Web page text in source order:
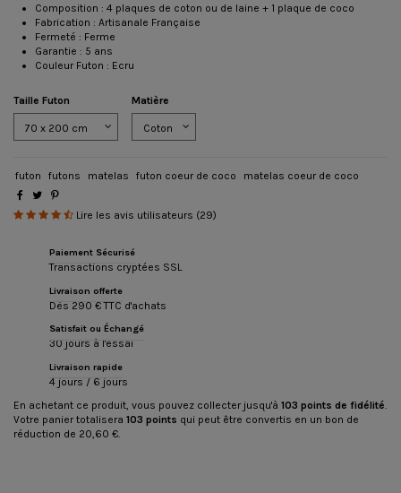
Composition : 4 plaques de coton ou de laine + 1 plaque de coco
Fabrication : Artisanale Française
Fermeté : Ferme
Garantie : 5 ans
Couleur Futon : Ecru
Taille Futon Matière
futon futons matelas futon coeur de coco matelas coeur de coco
Lire les avis utilisateurs (29)
Paiement Sécurisé
Transactions cryptées SSL
Livraison offerte
Dès 290 € TTC d'achats
Satisfait ou Échangé
30 jours à l'essai
Livraison rapide
4 jours / 6 jours
En achetant ce produit, vous pouvez collecter jusqu'à 103 points de fidélité
Votre panier totalisera 103 points qui peut être convertis en un bon de
réduction de 20,60 €